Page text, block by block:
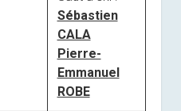
Sébastien
CALA
Pierre-
Emmanuel
ROBE